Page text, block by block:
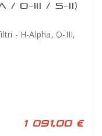
/ O-III / S-II)
- H-Alpha, O-III,
1 091,00 €